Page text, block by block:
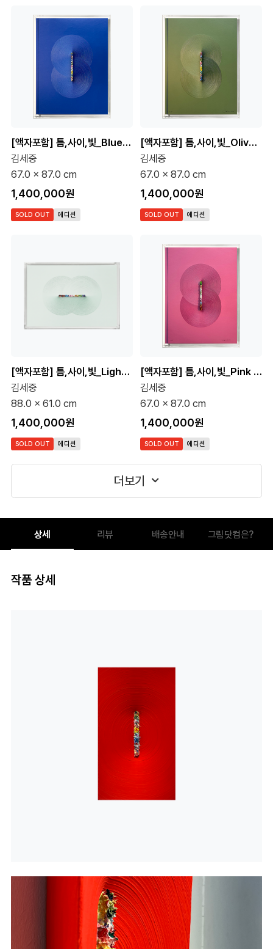
[액자포함] 틈,사이,빛_Blue (15 Editions)
김세중
67.0 x 87.0 cm
1,400,000원
SOLD OUT 에디션
[액자포함] 틈,사이,빛_Olive green (15 Editions)
김세중
67.0 x 87.0 cm
1,400,000원
SOLD OUT 에디션
[액자포함] 틈,사이,빛_Light Green (15 Editions)
김세중
88.0 x 61.0 cm
1,400,000원
SOLD OUT 에디션
[액자포함] 틈,사이,빛_Pink (15 Editions)
김세중
67.0 x 87.0 cm
1,400,000원
SOLD OUT 에디션
더보기
상세 리뷰 배송안내 그림닷컴은?
작품 상세